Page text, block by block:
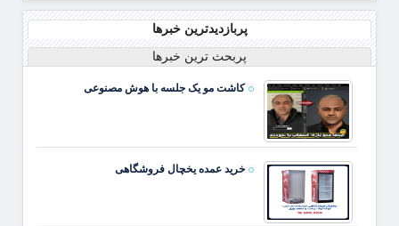
پربازدیدترین خبرها
پربحث ترین خبرها
کاشت مو یک جلسه با هوش مصنوعی
خرید عمده یخچال فروشگاهی